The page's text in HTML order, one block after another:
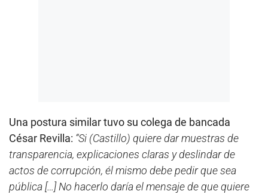
Una postura similar tuvo su colega de bancada
César Revilla: “Si (Castillo) quiere dar muestras de
transparencia, explicaciones claras y deslindar de
actos de corrupción, él mismo debe pedir que sea
pública […] No hacerlo daría el mensaje de que quiere